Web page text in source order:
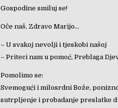
Gospodine smiluj se!
Oče naš, Zdravo Marijo…
– U svakoj nevolji i tjeskobi našoj
– Priteci nam u pomoć, Preblaga
Pomolimo se:
Svemogući i milosrdni Bože,
sutrpljenje i probadanje preslatke